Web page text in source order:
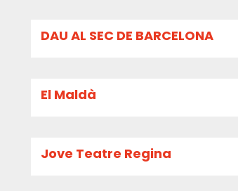
DAU AL SEC DE BARCELONA
El Maldà
Jove Teatre Regina